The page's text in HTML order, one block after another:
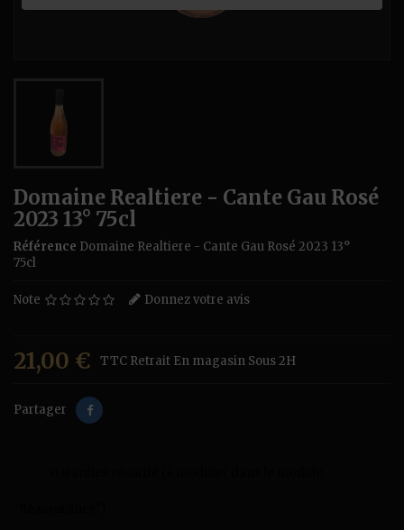
Domaine Realtiere - Cante Gau Rosé
2023 13° 75cl
Référence Domaine Realtiere - Cante Gau Rosé 2023 13°
75cl
Note Donnez votre avis
21,00 € TTC Retrait En magasin Sous 2H
Partager